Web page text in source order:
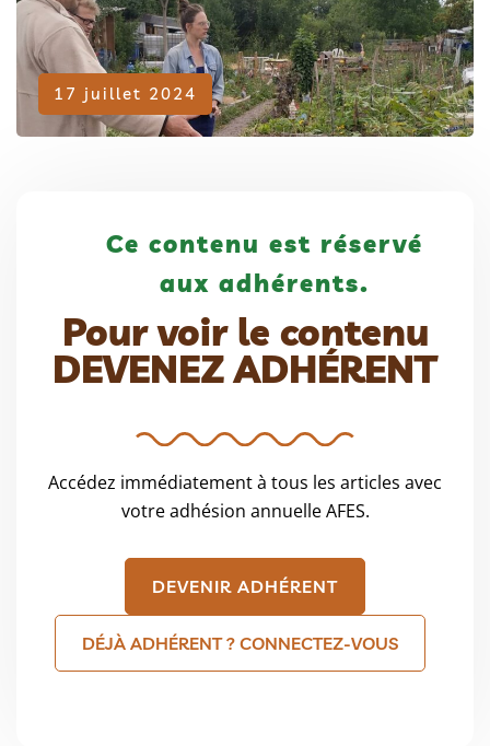
17 juillet 2024
Adhérent
Ce contenu est réservé
aux adhérents.
Pour voir le contenu
DEVENEZ ADHÉRENT
Accédez immédiatement à tous les articles avec
votre adhésion annuelle AFES.
DEVENIR ADHÉRENT
DÉJÀ ADHÉRENT ? CONNECTEZ-VOUS